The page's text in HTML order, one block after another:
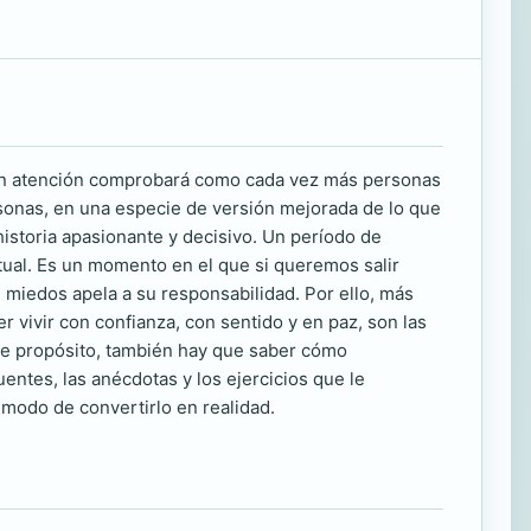
comprobará como cada vez más personas
en una especie de versión mejorada de lo que
apasionante y decisivo. Un período de
Es un momento en el que si queremos salir
apela a su responsabilidad. Por ello, más
vivir con confianza, con sentido y en paz, son las
propósito, también hay que saber cómo
las anécdotas y los ejercicios que le
de convertirlo en realidad.